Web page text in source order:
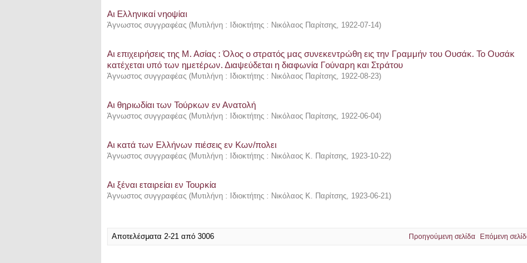
Αι Ελληνικαί νηοψίαι
Άγνωστος συγγραφέας (Μυτιλήνη : Ιδιοκτήτης : Νικόλαος Παρίτσης, 1922-07-14)
Αι επιχειρήσεις της Μ. Ασίας : Όλος ο στρατός μας συνεκεντρώθη εις την Γραμμήν του Ουσάκ. Το Ουσάκ
κατέχεται υπό των ημετέρων. Διαψεύδεται η διαφωνία Γούναρη και Στράτου
Άγνωστος συγγραφέας (Μυτιλήνη : Ιδιοκτήτης : Νικόλαος Παρίτσης, 1922-08-23)
Αι θηριωδίαι των Τούρκων εν Ανατολή
Άγνωστος συγγραφέας (Μυτιλήνη : Ιδιοκτήτης : Νικόλαος Παρίτσης, 1922-06-04)
Αι κατά των Ελλήνων πιέσεις εν Κων/πολει
Άγνωστος συγγραφέας (Μυτιλήνη : Ιδιοκτήτης : Νικόλαος Κ. Παρίτσης, 1923-10-22)
Αι ξέναι εταιρείαι εν Τουρκία
Άγνωστος συγγραφέας (Μυτιλήνη : Ιδιοκτήτης : Νικόλαος Κ. Παρίτσης, 1923-06-21)
Αποτελέσματα 2-21 από 3006 Προηγούμενη σελίδα Επόμενη